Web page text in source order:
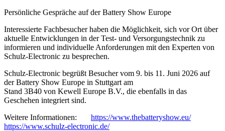
Persönliche Gespräche auf der Battery Show Europe
Interessierte Fachbesucher haben die Möglichkeit, sich vor Ort über
aktuelle Entwicklungen in der Test- und Versorgungstechnik zu
informieren und individuelle Anforderungen mit den Experten von
Schulz-Electronic zu besprechen.
Schulz-Electronic begrüßt Besucher vom 9. bis 11. Juni 2026 auf
der Battery Show Europe in Stuttgart am
Stand 3B40 von Kewell Europe B.V., die ebenfalls in das
Geschehen integriert sind.
Weitere Informationen: https://www.thebatteryshow.eu/
https://www.schulz-electronic.de/